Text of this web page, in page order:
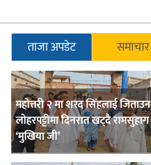
ताजा अपडेट समाचार
महोत्तरी २ मा शरद सिंहलाई जिताउन
लोहरपट्टीमा दिनरात खट्दै रामसुहाग
‘मुखिया जी’